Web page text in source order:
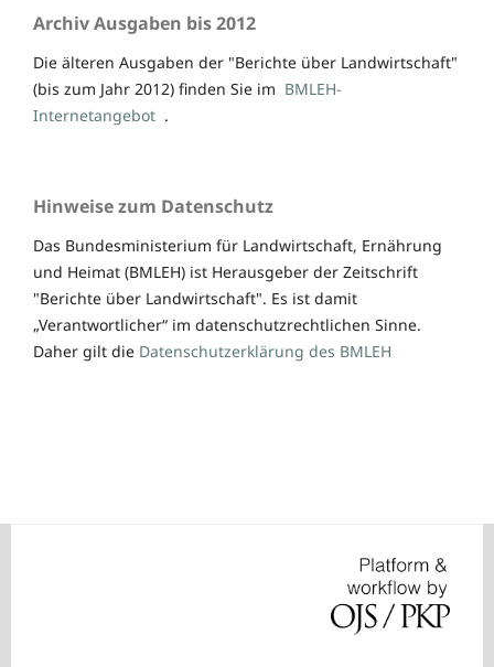
Archiv Ausgaben bis 2012
Die älteren Ausgaben der "Berichte über Landwirtschaft"
(bis zum Jahr 2012) finden Sie im BMLEH-
Internetangebot .
Hinweise zum Datenschutz
Das Bundesministerium für Landwirtschaft, Ernährung
und Heimat (BMLEH) ist Herausgeber der Zeitschrift
"Berichte über Landwirtschaft". Es ist damit
„Verantwortlicher“ im datenschutzrechtlichen Sinne.
Daher gilt die Datenschutzerklärung des BMLEH